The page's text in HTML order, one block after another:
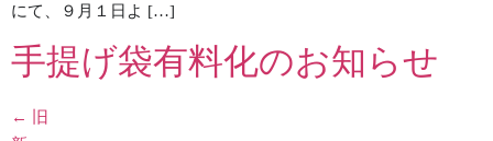
にて、９月１日よ […]
手提げ袋有料化のお知らせ
←
旧